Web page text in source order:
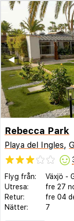
◀︎
Rebecca Park
Playa del Ingles,
Flyg från: Växjö -
Utresa:
fre 27
Retur:
fre 04
Nätter:
7